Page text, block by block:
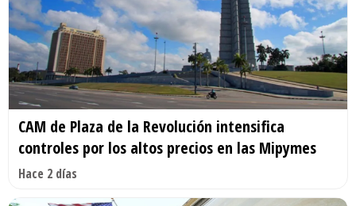
CAM de Plaza de la Revolución intensifica
controles por los altos precios en las Mipymes
Hace 2 días